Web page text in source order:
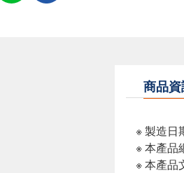
商品
※ 製造日
※ 本產品
※ 本產品